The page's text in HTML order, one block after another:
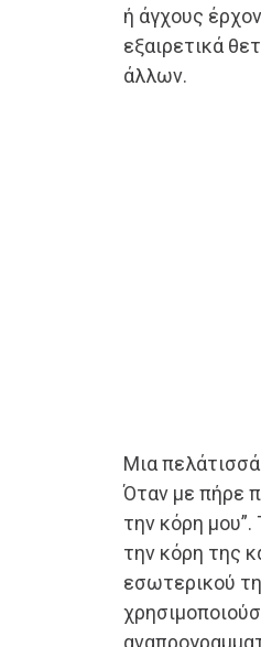
ή άγχους
εξαιρετικά
άλλων.
Μια
Όταν με πήρε
την κόρη μου”.
την κόρη της
εσωτερικού